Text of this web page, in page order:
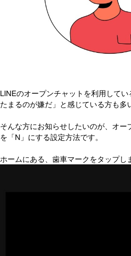
LINEのオープンチャットを利用して
たまるのが嫌だ」と感じている方も多
そんな方にお知らせしたいのが、オ
を「N」にする設定方法です。
ホームにある、歯車マークをタップし